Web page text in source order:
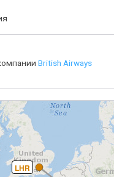
British Airways
LHR